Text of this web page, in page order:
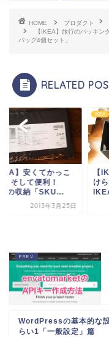
HOME プロダクト
【IKEA】旅行のパッキ
バッグ4個セット」
RELATED
】ざっくり片付
れるBOXが３つも！
の収納「S...
2013年5月2日
IKEA
【
物
「
WordPressの基本的な
らい1「一般設定」篇